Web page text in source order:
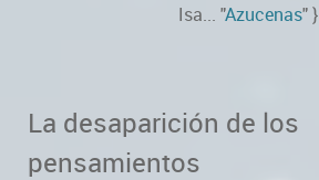
Isa... "Azucenas" }
La desaparición de los
pensamientos